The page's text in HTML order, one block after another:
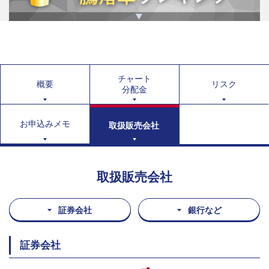
概要
チャート
分配金
リスク
お申込みメモ 取扱販売会社
取扱販売会社
証券会社 銀行など
証券会社